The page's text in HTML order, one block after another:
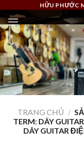
to
content
HỮU PHƯỚC
TRANG CHỦ /
TERM: DÂY
DÂY GUITAR